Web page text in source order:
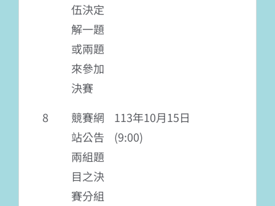
伍決定
解一題
或兩題
來參加
決賽
8
競賽網
站公告
兩組題
目之決
賽分組
113年10月15日
(9:00)